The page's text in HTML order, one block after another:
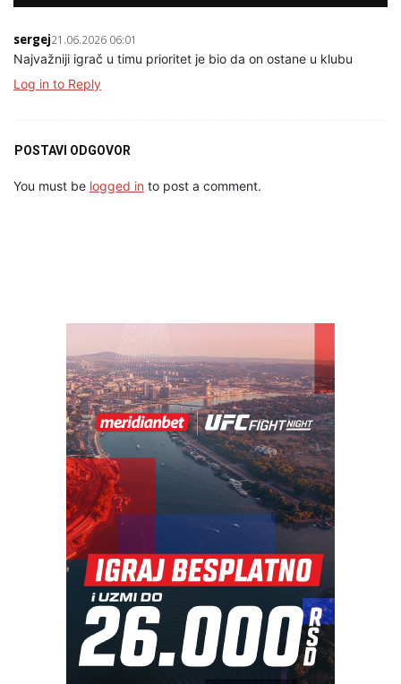
sergej21.06.2026 06:01
Najvažniji igrač u timu prioritet je bio da on ostane u klubu
Log in to Reply
POSTAVI ODGOVOR
You must be logged in to post a comment.